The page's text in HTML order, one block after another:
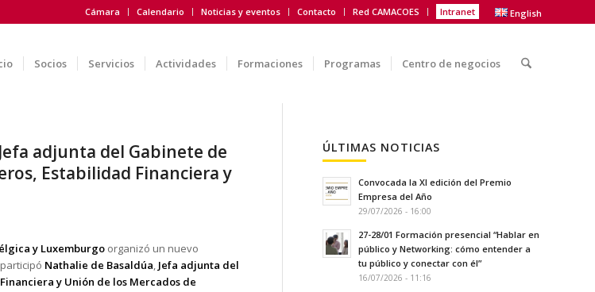
Cámara Calendario Noticias y eventos Contacto Red CAMACOES Intranet English
Socios Servicios Actividades Formaciones Programas Centro de negocios
adjunta del Gabinete de
Estabilidad Financiera y
y Luxemburgo organizó un nuevo
Nathalie de Basaldúa, Jefa adjunta del
y Unión de los Mercados de
ÚLTIMAS NOTICIAS
Convocada la XI edición del Premio
Empresa del Año
29/07/2026 - 16:00
27-28/01 Formación presencial “Hablar en
público y Networking: cómo entender a
tu público y conectar con él”
16/07/2026 - 11:16